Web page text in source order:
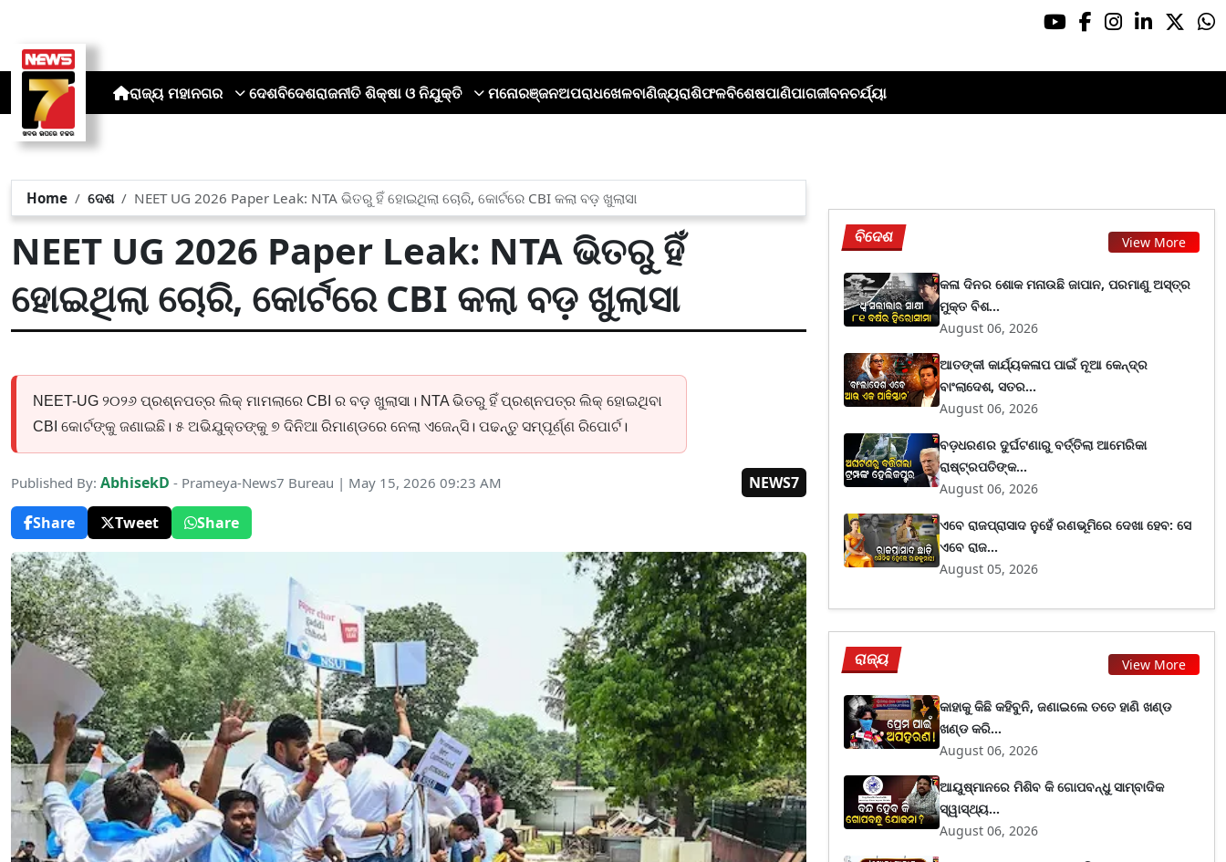
ରାଜ୍ୟ ମହାନଗର ଦେଶବିଦେଶରାଜନୀତି ଶିକ୍ଷା ଓ ନିଯୁକ୍ତି ମନୋରଞ୍ଜନଅପରାଧଖେଳବାଣିଜ୍ୟରାଶିଫଳବିଶେଷପାଣିପାଗଜୀବନଚର୍ଯ୍ୟା
Home ଦେଶ NEET UG 2026 Paper Leak: NTA ଭିତରୁ ହିଁ ହୋଇଥିଲା ଚୋରି, କୋର୍ଟରେ CBI କଲା ବଡ଼ ଖୁଲାସା
NEET UG 2026 Paper Leak: NTA ଭିତରୁ ହିଁ
ହୋଇଥିଲା ଚୋରି, କୋର୍ଟରେ CBI କଲା ବଡ଼ ଖୁଲାସା
NEET-UG ୨୦୨୬ ପ୍ରଶ୍ନପତ୍ର ଲିକ୍ ମାମଲାରେ CBI ର ବଡ଼ ଖୁଲାସା। NTA ଭିତରୁ ହିଁ ପ୍ରଶ୍ନପତ୍ର ଲିକ୍ ହୋଇଥିବା
CBI କୋର୍ଟଙ୍କୁ ଜଣାଇଛି। ୫ ଅଭିଯୁକ୍ତଙ୍କୁ ୭ ଦିନିଆ ରିମାଣ୍ଡରେ ନେଲା ଏଜେନ୍ସି। ପଢନ୍ତୁ ସମ୍ପୂର୍ଣ୍ଣ ରିପୋର୍ଟ।
Published By: AbhisekD - Prameya-News7 Bureau | May 15, 2026 09:23 AM
NEWS7
Share
Tweet Share
ବିଦେଶ View More
କଳା ଦିନର ଶୋକ ମନାଉଛି ଜାପାନ, ପରମାଣୁ ଅସ୍ତ୍ର
ମୁକ୍ତ ବିଶ...
August 06, 2026
ଆତଙ୍କୀ କାର୍ଯ୍ୟକଳାପ ପାଇଁ ନୂଆ କେନ୍ଦ୍ର
ବାଂଲାଦେଶ, ସତର...
August 06, 2026
ବଡ଼ଧରଣର ଦୁର୍ଘଟଣାରୁ ବର୍ତ୍ତିଲା ଆମେରିକା
ରାଷ୍ଟ୍ରପତିଙ୍କ...
August 06, 2026
ଏବେ ରାଜପ୍ରାସାଦ ନୁହେଁ ରଣଭୂମିରେ ଦେଖା ହେବ: ସେ
ଏବେ ରାଜ...
August 05, 2026
ରାଜ୍ୟ View More
କାହାକୁ କିଛି କହିବୁନି, ଜଣାଇଲେ ତତେ ହାଣି ଖଣ୍ଡ
ଖଣ୍ଡ କରି...
August 06, 2026
ଆୟୁଷ୍ମାନରେ ମିଶିବ କି ଗୋପବନ୍ଧୁ ସାମ୍ବାଦିକ
ସ୍ୱାସ୍ଥ୍ୟ...
August 06, 2026